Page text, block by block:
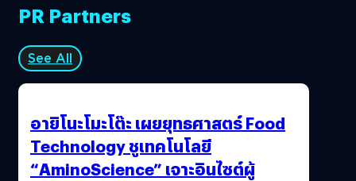
PR Partners
See All
อายิโนะโมะโต๊ะ เผยยุทธศาสตร์ Food
Technology ชูเทคโนโลยี
“AminoScience” เจาะอินไซต์ผู้